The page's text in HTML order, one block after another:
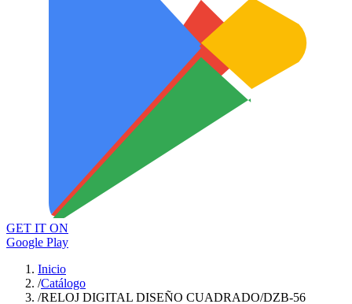
GET IT ON
Google Play
Inicio
/Catálogo
/RELOJ DIGITAL DISEÑO CUADRADO/DZB-56